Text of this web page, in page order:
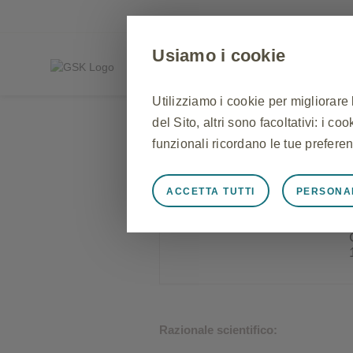
Razionale scientifico:
Usiamo i cookie
Utilizziamo i cookie per migliorare
del Sito, altri sono facoltativi: i
funzionali ricordano le tue
Sempre attivi Cookie
Cookie necessari affinché il Sito
Sito, per gestire le preferenze sui
ACCETTA TUTTI